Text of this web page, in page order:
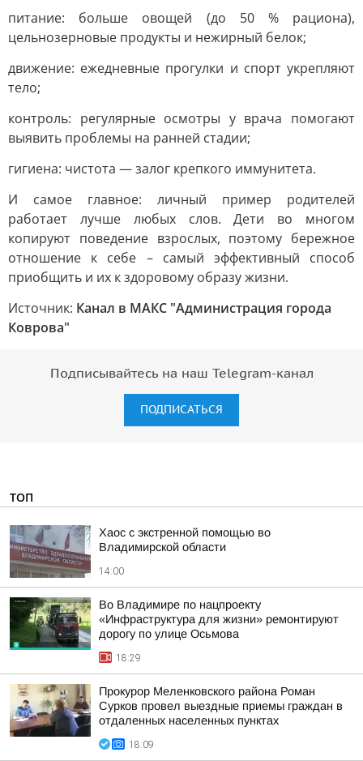
питание: больше овощей (до 50 % рациона),
цельнозерновые продукты и нежирный белок;
движение: ежедневные прогулки и спорт укрепляют
тело;
контроль: регулярные осмотры у врача помогают
выявить проблемы на ранней стадии;
гигиена: чистота — залог крепкого иммунитета.
И самое главное: личный пример родителей
работает лучше любых слов. Дети во многом
копируют поведение взрослых, поэтому бережное
отношение к себе – самый эффективный способ
приобщить и их к здоровому образу жизни.
Источник: Канал в МАКС "Администрация города
Коврова"
Подписывайтесь на наш Telegram-канал
ПОДПИСАТЬСЯ
ТОП
Хаос с экстренной помощью во
Владимирской области
14:00
Во Владимире по нацпроекту
«Инфраструктура для жизни» ремонтируют
дорогу по улице Осьмова
18:29
Прокурор Меленковского района Роман
Сурков провел выездные приемы граждан в
отдаленных населенных пунктах
18:09